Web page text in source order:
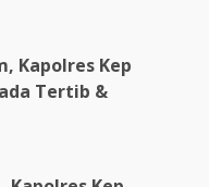
Kapolres Kep
Tertib &